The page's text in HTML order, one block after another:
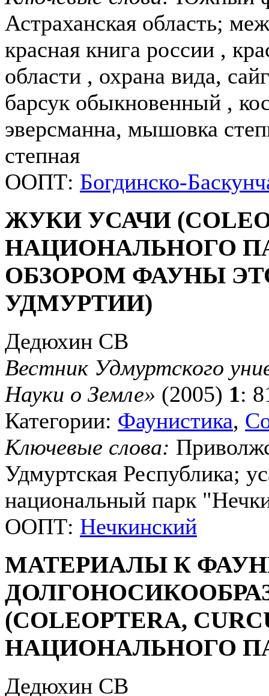
Астраханская область;
красная книга россии ,
области , охрана вида,
барсук обыкновенный ,
эверсманна, мышовка
степная
ООПТ: Богдинско-
ЖУКИ УСАЧИ
НАЦИОНАЛЬНОГО
ОБЗОРОМ ФАУНЫ
УДМУРТИИ)
Дедюхин СВ
Вестник Удмуртского
Науки о Земле» (2005) 1:
Категории: Фаунистика,
Ключевые слова:
Удмуртская Республика;
национальный парк
ООПТ: Нечкинский
МАТЕРИАЛЫ К
(COLEOPTERA,
НАЦИОНАЛЬНОГО
Дедюхин СВ